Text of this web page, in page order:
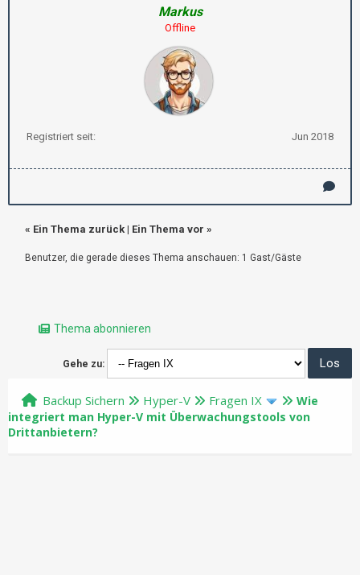
Markus
Offline
Registriert seit: Jun 2018
« Ein Thema zurück | Ein Thema vor »
Benutzer, die gerade dieses Thema anschauen: 1 Gast/Gäste
Thema abonnieren
Gehe zu:
Backup Sichern Hyper-V Fragen IX
Wie
integriert man Hyper-V mit Überwachungstools von
Drittanbietern?